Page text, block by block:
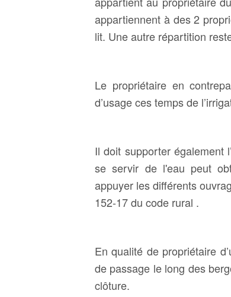
appartiennent à des 2
lit. Une autre répartition
Le propriétaire en
d’usage ces temps de
Il doit supporter également
se servir de l'eau peut
appuyer les différents
152-17 du code rural .
En qualité de propriétaire
de passage le long des
clôture.